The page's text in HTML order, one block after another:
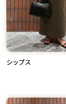
シップス